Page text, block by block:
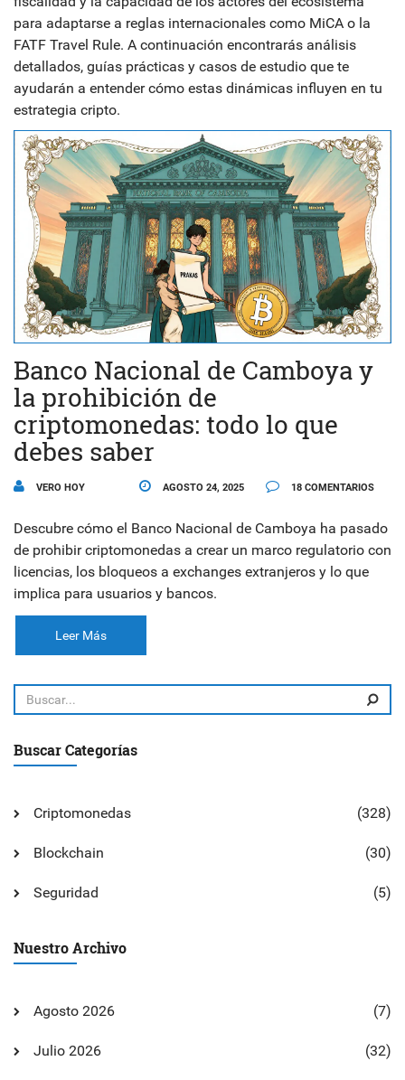
para adaptarse a reglas internacionales como MiCA o la
FATF Travel Rule. A continuación encontrarás análisis
detallados, guías prácticas y casos de estudio que te
ayudarán a entender cómo estas dinámicas influyen en tu
estrategia cripto.
Banco Nacional de Camboya y
la prohibición de
criptomonedas: todo lo que
debes saber
VERO HOY AGOSTO 24, 2025 18 COMENTARIOS
Descubre cómo el Banco Nacional de Camboya ha pasado
de prohibir criptomonedas a crear un marco regulatorio con
licencias, los bloqueos a exchanges extranjeros y lo que
implica para usuarios y bancos.
Leer Más
Buscar Categorías
Criptomonedas (328)
Blockchain (30)
Seguridad (5)
Nuestro Archivo
Agosto 2026 (7)
Julio 2026 (32)